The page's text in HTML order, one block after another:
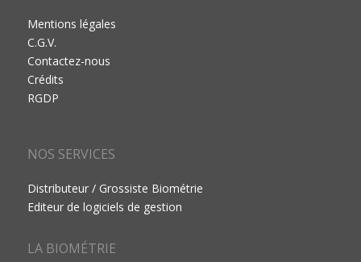
Mentions légales
C.G.V.
Contactez-nous
Crédits
RGDP
NOS SERVICES
Distributeur / Grossiste Biométrie
Editeur de logiciels de gestion
LA BIOMÉTRIE